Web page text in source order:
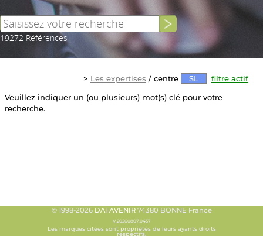
19272 Références
> Les expertises / centre SL
filtre actif
Veuillez indiquer un (ou plusieurs) mot(s) clé pour votre
recherche.
© 1998-2026 DATAVENIR74380 BONNE France
V.20260807.0457
Les marques citées sont propriétés de leurs ayants droits
respectifs.